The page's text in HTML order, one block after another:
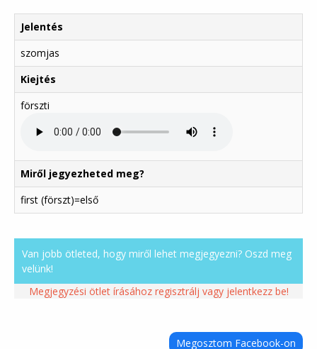
Jelentés
szomjas
Kiejtés
förszti
Miről jegyezheted meg?
first (förszt)=első
Van jobb ötleted, hogy miről lehet megjegyezni? Oszd meg
velünk!
Megjegyzési ötlet írásához regisztrálj vagy jelentkezz be!
Megosztom Facebook-on